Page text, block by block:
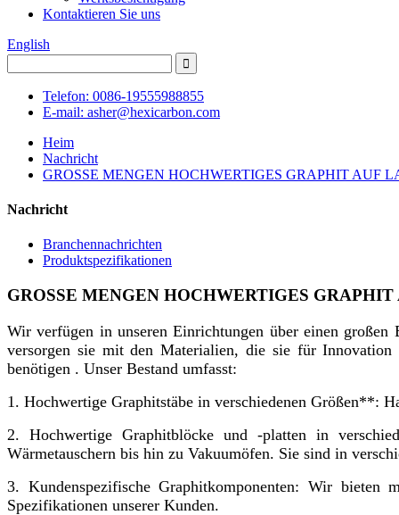
Kontaktieren Sie uns
English
Telefon: 0086-19555988855
E-mail: asher@hexicarbon.com
Heim
Nachricht
GROSSE MENGEN HOCHWERTIGES GRAPHIT AUF
Nachricht
Branchennachrichten
Produktspezifikationen
GROSSE MENGEN HOCHWERTIGES
Wir verfügen in unseren Einrichtungen über einen
versorgen sie mit den Materialien, die sie für Innovation
benötigen . Unser Bestand umfasst:
1. Hochwertige Graphitstäbe in verschiedenen Größen**:
2. Hochwertige Graphitblöcke und -platten in
Wärmetauschern bis hin zu Vakuumöfen. Sie sind in
3. Kundenspezifische Graphitkomponenten: Wir bieten
Spezifikationen unserer Kunden.